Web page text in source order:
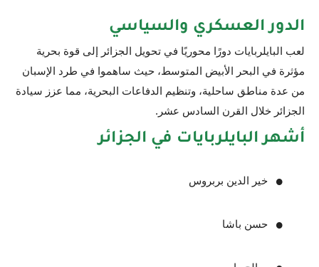
الدور العسكري والسياسي
لعب البايلربايات دورًا محوريًا في تحويل الجزائر إلى قوة بحرية
مؤثرة في البحر الأبيض المتوسط، حيث ساهموا في طرد الإسبان
من عدة مناطق ساحلية، وتنظيم الدفاعات البحرية، مما عزز سيادة
الجزائر خلال القرن السادس عشر.
أشهر البايلربايات في الجزائر
خير الدين بربروس
حسن باشا